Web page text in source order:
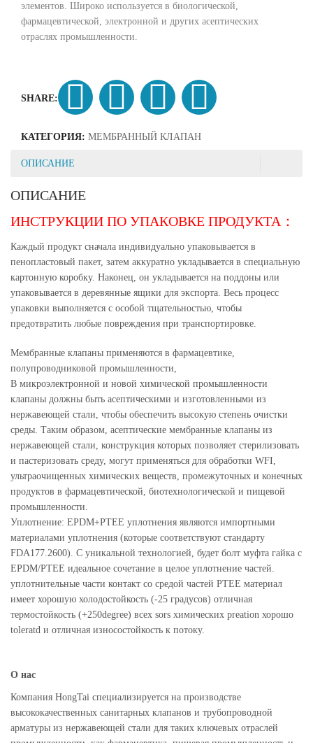
элементов. Широко используется в биологической,
фармацевтической, электронной и других асептических
отраслях промышленности.
SHARE:
КАТЕГОРИЯ: МЕМБРАННЫЙ КЛАПАН
ОПИСАНИЕ
ОПИСАНИЕ
ИНСТРУКЦИИ ПО УПАКОВКЕ ПРОДУКТА：
Каждый продукт сначала индивидуально упаковывается в
пенопластовый пакет, затем аккуратно укладывается в специальную
картонную коробку. Наконец, он укладывается на поддоны или
упаковывается в деревянные ящики для экспорта. Весь процесс
упаковки выполняется с особой тщательностью, чтобы
предотвратить любые повреждения при транспортировке.
Мембранные клапаны применяются в фармацевтике,
полупроводниковой промышленности,
В микроэлектронной и новой химической промышленности
клапаны должны быть асептическими и изготовленными из
нержавеющей стали, чтобы обеспечить высокую степень очистки
среды. Таким образом, асептические мембранные клапаны из
нержавеющей стали, конструкция которых позволяет стерилизовать
и пастеризовать среду, могут применяться для обработки WFI,
ультраочищенных химических веществ, промежуточных и конечных
продуктов в фармацевтической, биотехнологической и пищевой
промышленности.
Уплотнение: EPDM+PTEE уплотнения являются импортными
материалами уплотнения (которые соответствуют стандарту
FDA177.2600). С уникальной технологией, будет болт муфта гайка с
EPDM/PTEE идеальное сочетание в целое уплотнение частей.
уплотнительные части контакт со средой частей PTEE материал
имеет хорошую холодостойкость (-25 градусов) отличная
термостойкость (+250degree) всех sors химических preation хорошо
toleratd и отличная износостойкость к потоку.
О нас
Компания HongTai специализируется на производстве
высококачественных санитарных клапанов и трубопроводной
арматуры из нержавеющей стали для таких ключевых отраслей